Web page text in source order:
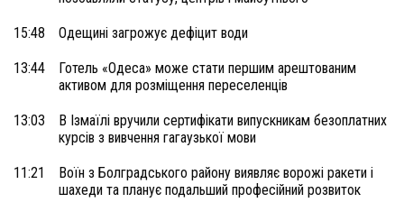
15:48 Одещині загрожує дефіцит води
13:44
Готель «Одеса» може стати першим арештованим
активом для розміщення переселенців
13:03
В Ізмаїлі вручили сертифікати випускникам безоплатних
курсів з вивчення гагаузької мови
11:21
Воїн з Болградського району виявляє ворожі ракети і
шахеди та планує подальший професійний розвиток